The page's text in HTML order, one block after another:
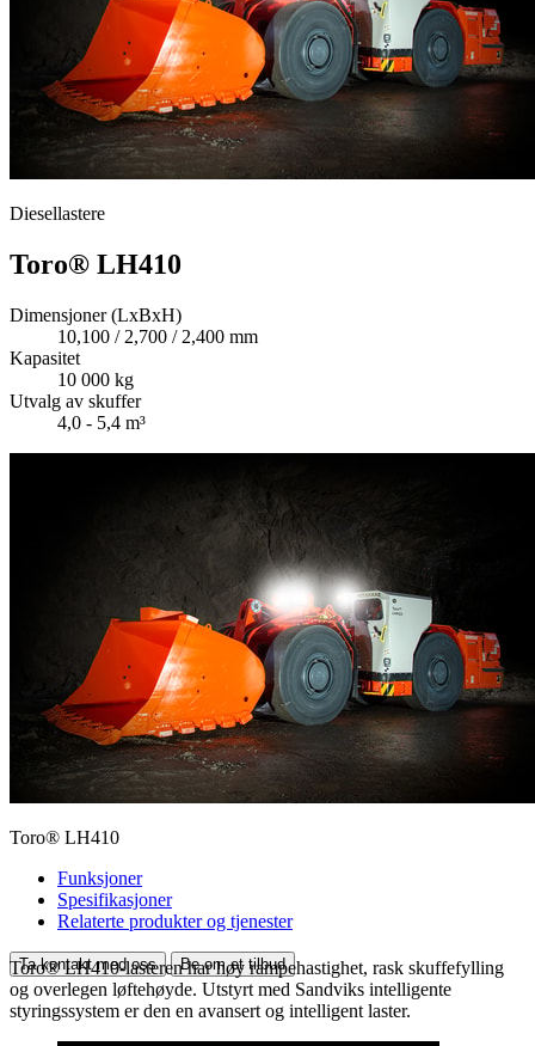
Diesellastere
Toro® LH410
Dimensjoner (LxBxH)
10,100 / 2,700 / 2,400 mm
Kapasitet
10 000 kg
Utvalg av skuffer
4,0 - 5,4 m³
Toro® LH410
Funksjoner
Spesifikasjoner
Relaterte produkter og tjenester
Ta kontakt med oss Be om et tilbud
Toro® LH410-lasteren har høy rampehastighet, rask skuffefylling
og overlegen løftehøyde. Utstyrt med Sandviks intelligente
styringssystem er den en avansert og intelligent laster.